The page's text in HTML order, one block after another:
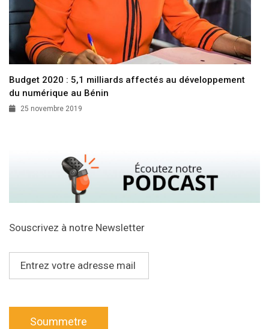
Budget 2020 : 5,1 milliards affectés au développement
du numérique au Bénin
25 novembre 2019
Souscrivez à notre Newsletter